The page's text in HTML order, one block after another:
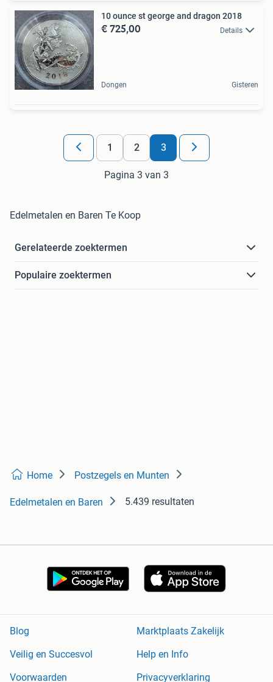
10 ounce st george and dragon 2018
€ 725,00 Details
Dongen Gisteren
1 2 3
Pagina 3 van 3
Edelmetalen en Baren Te Koop
Gerelateerde zoektermen
Populaire zoektermen
Home Postzegels en Munten
Edelmetalen en Baren 5.439 resultaten
Blog
Marktplaats Zakelijk
Veilig en Succesvol
Help en Info
Voorwaarden
Privacyverklaring